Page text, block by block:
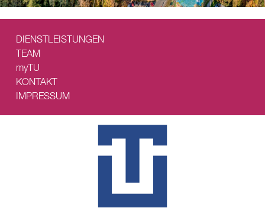
DIENSTLEISTUNGEN
TEAM
myTU
KONTAKT
IMPRESSUM